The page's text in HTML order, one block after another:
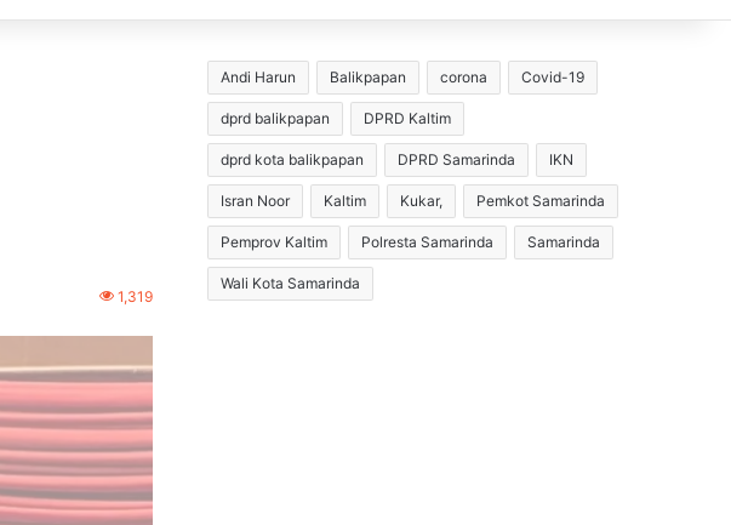
1,319
Andi Harun Balikpapan corona Covid-19
dprd balikpapan DPRD Kaltim
dprd kota balikpapan DPRD Samarinda IKN
Isran Noor Kaltim Kukar, Pemkot Samarinda
Pemprov Kaltim Polresta Samarinda Samarinda
Wali Kota Samarinda